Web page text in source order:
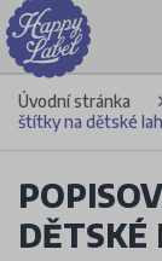
Úvodní stránka
štítky na dětské
DĚTSKÉ